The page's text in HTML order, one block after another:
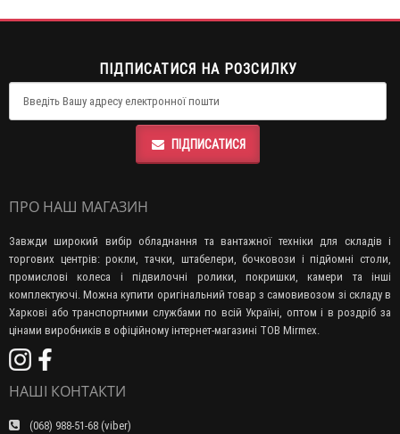
ПІДПИСАТИСЯ НА РОЗСИЛКУ
ПІДПИСАТИСЯ
ПРО НАШ МАГАЗИН
Завжди широкий вибір обладнання та вантажної техніки для складів і
торгових центрів: рокли, тачки, штабелери, бочковози і підйомні столи,
промислові колеса і підвилочні ролики, покришки, камери та інші
комплектуючі. Можна купити оригінальний товар з самовивозом зі складу в
Харкові або транспортними службами по всій Україні, оптом і в роздріб за
цінами виробників в офіційному інтернет-магазині ТОВ Mirmex.
НАШІ КОНТАКТИ
(068) 988-51-68 (viber)